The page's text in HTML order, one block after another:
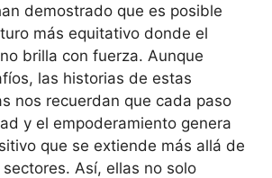
demostrado que es posible
más equitativo donde el
brilla con fuerza. Aunque
las historias de estas
nos recuerdan que cada paso
y el empoderamiento genera
que se extiende más allá de
Así, ellas no solo